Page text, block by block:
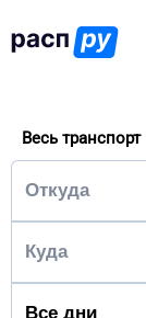
Весь транспорт